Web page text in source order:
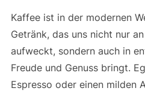
Kaffee ist in der modernen
Getränk, das uns nicht nur
aufweckt, sondern auch in
Freude und Genuss bringt.
Espresso oder einen milden